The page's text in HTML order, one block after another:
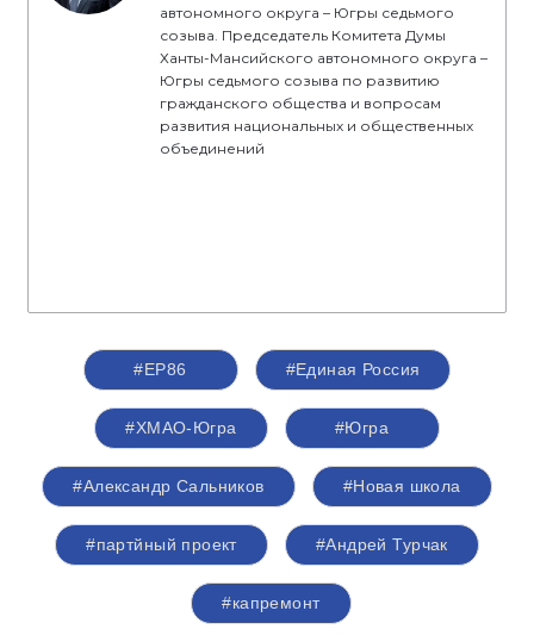
автономного округа – Югры седьмого
созыва. Председатель Комитета Думы
Ханты-Мансийского автономного округа –
Югры седьмого созыва по развитию
гражданского общества и вопросам
развития национальных и общественных
объединений
#ЕР86 #Единая Россия
#ХМАО-Югра #Югра
#Александр Сальников #Новая школа
#партйный проект #Андрей Турчак
#капремонт